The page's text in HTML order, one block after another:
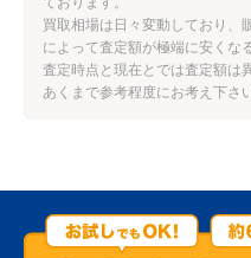
買取相場は日々変動しており、
によって査定額が極端に安くな
査定時点と現在とでは査定額は
あくまで参考程度にお考え下さい